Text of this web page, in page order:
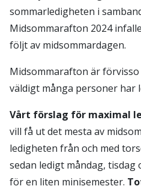
sommarledigheten i
Midsommarafton 2024
följt av midsommardagen.
Midsommarafton är
väldigt många personer har
Vårt förslag för maximal
vill få ut det mesta av
ledigheten från och med
sedan ledigt måndag, tisdag
för en liten minisemester.